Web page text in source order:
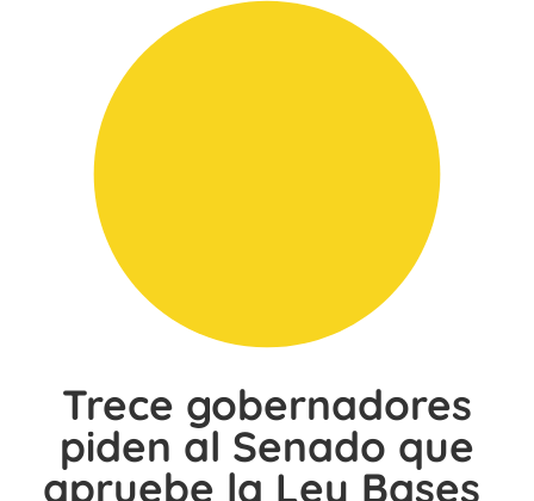
Trece gobernadores
piden al Senado que
apruebe la Ley Bases